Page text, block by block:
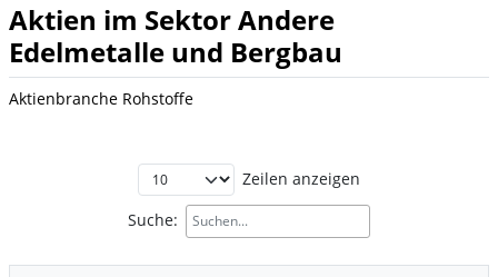
Aktien im Sektor Andere
Edelmetalle und Bergbau
Aktienbranche Rohstoffe
Zeilen anzeigen
Suche: